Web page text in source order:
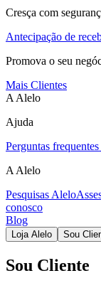
Cresça com
Antecipação de
Promova o seu
Mais Clientes
A Alelo
Ajuda
Perguntas
A Alelo
Pesquisas Alelo
conosco
Blog
Loja Alelo Sou
Sou Cliente